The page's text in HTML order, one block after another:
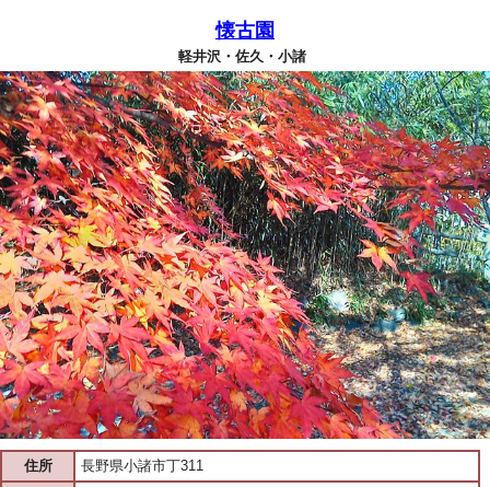
懐古園
軽井沢・佐久・小諸
住所 長野県小諸市丁311